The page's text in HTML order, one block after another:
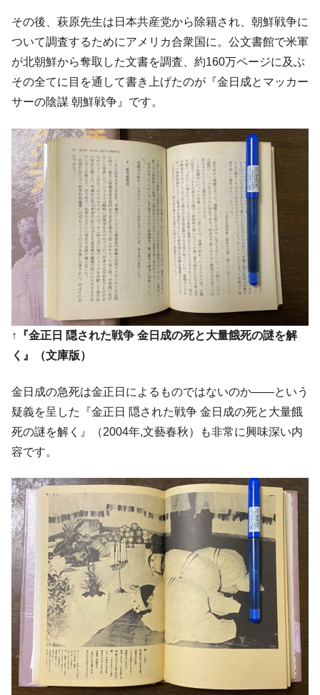
種は全般的「不調」⇒ PSIが示す現況は決して良くない。
『Money1』
【米韓激突案件】韓国消費者院が『クーパ
ン』1人当たり賠償10万ウォンを認定 ⇒ 総額3兆7,000億
『Money1』 韓国で猛暑。南東部では干ばつ
『Money1』
韓国型イージス搭載の次世代駆逐艦
「KDDX」1番艦、2032年竣工と公示
『Money1』
【対日本円】ウォン安が急進！ 日米の協調
に韓国がいっちょがみしたのでは。
『Money1』
韓国政府『BYD』車への補助金を全廃 ⇒ 実
は韓国で『BYD』車は売れている。6カ月で対前年同期比
1.9倍！
『Money1』
在韓米国大使スティールが着韓！⇒ さっそ
く空港に詰めかけ「出て行け！」「極右勢力」のプラカー
ドを掲げる「在韓反米勢力」
『Money1』
韓国政府「2035年までに18.4GW規模のAIデ
ータセンター整備」⇒ だから無理だってば。
『Money1』
JPモルガン「韓国レバレッジETFの清算は
ほぼ終わった」
発。
『Money1』
韓国政府「ニセＫ-ブランドを通報しようキ
ャンペーン」⇒ あの名物教授も登場！
『Money1』
『Money1』
韓国鉄鋼最大手『POSCO』ズブズブ沈む。
営業利益80.2％も減少
Fact1
日本の誇る海洋資源調査船『白嶺』は先進技術の
塊！
Fact1
夏の甲子園、優勝校を最も多く輩出している都道
府県とは？
Fact1 今話題の「楽天ライオンズ」とは？
Fact1 奇跡の毛色「白毛馬」とは？
Fact1
全て勝つといくら？ 競馬GI競走で勝利騎手がもら
える賞金とは？
その後、萩原先生は日本共産党から除籍され、朝鮮戦争に
ついて調査するためにアメリカ合衆国に。公文書館で米軍
が北朝鮮から奪取した文書を調査、約160万ページに及ぶ
その全てに目を通して書き上げたのが『金日成とマッカー
サーの陰謀 朝鮮戦争』です。
↑『金正日 隠された戦争 金日成の死と大量餓死の謎を解
く』（文庫版）
金日成の急死は金正日によるものではないのか――という
疑義を呈した『金正日 隠された戦争 金日成の死と大量餓
死の謎を解く』（2004年,文藝春秋）も非常に興味深い内
容です。